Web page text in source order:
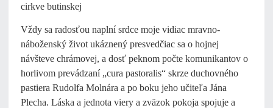
cirkve butinskej
Vždy sa radosťou naplní srdce moje vidiac mravno-
náboženský život ukáznený presvedčiac sa o hojnej
návšteve chrámovej, a dosť peknom počte komunikantov o
horlivom prevádzaní „cura pastoralis“ skrze duchovného
pastiera Rudolfa Molnára a po boku jeho učiteľa Jána
Plecha. Láska a jednota viery a zväzok pokoja spojuje a